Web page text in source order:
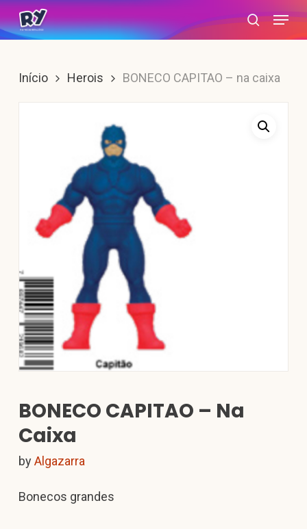
Skip
to
content
search
Menu
Início Herois BONECO CAPITAO – na caixa
BONECO CAPITAO – Na
Caixa
byAlgazarra
Bonecos grandes